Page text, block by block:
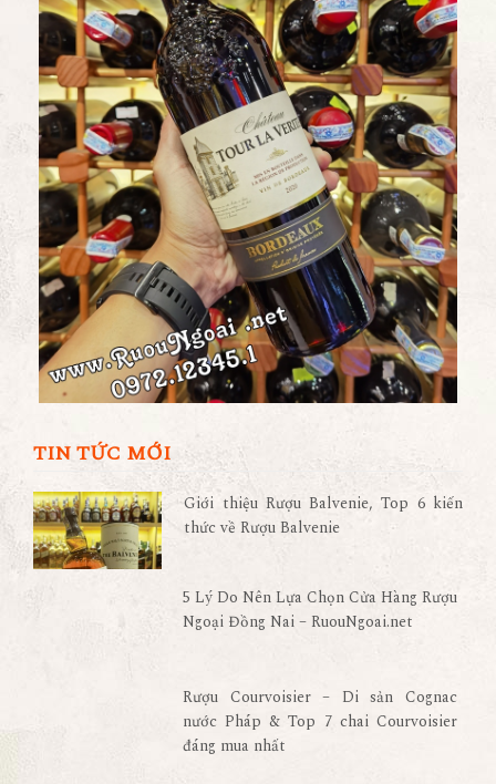
TIN TỨC MỚI
Giới thiệu Rượu Balvenie, Top 6 kiến
thức về Rượu Balvenie
5 Lý Do Nên Lựa Chọn Cửa Hàng Rượu
Ngoại Đồng Nai – RuouNgoai.net
Rượu Courvoisier – Di sản Cognac
nước Pháp & Top 7 chai Courvoisier
đáng mua nhất